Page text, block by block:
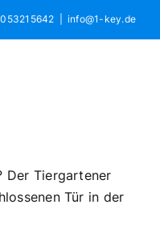
info@1-key.de
Der Tiergartener
Tür in der